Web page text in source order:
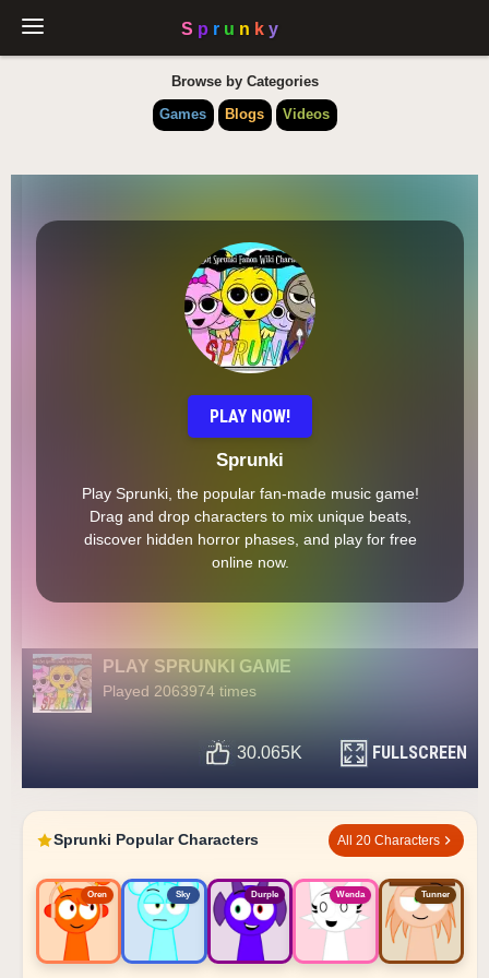
Browse by Categories
Games
Blogs Videos
PLAY NOW!
Sprunki
Play Sprunki, the popular fan-made music game!
Drag and drop characters to mix unique beats,
discover hidden horror phases, and play for free
online now.
PLAY SPRUNKI GAME
Played 2063974 times
30.065K FULLSCREEN
Sprunki Popular Characters All 20 Characters
Oren Sky Durple Wenda Tunner